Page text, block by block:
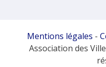
Mentions légales -
Association des